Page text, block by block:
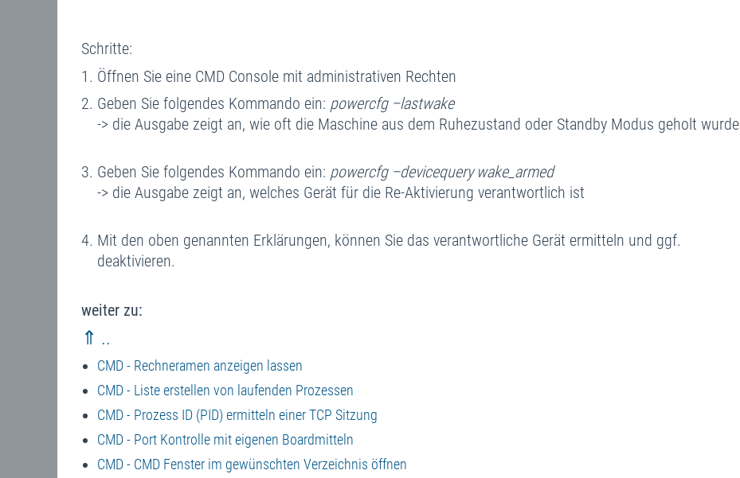
Schritte:
Öffnen Sie eine CMD Console mit administrativen Rechten
Geben Sie folgendes Kommando ein: powercfg –lastwake
-> die Ausgabe zeigt an, wie oft die Maschine aus dem Ruhezustand oder Standby Modus geholt wurde
Geben Sie folgendes Kommando ein: powercfg –devicequery wake_armed
-> die Ausgabe zeigt an, welches Gerät für die Re-Aktivierung verantwortlich ist
Mit den oben genannten Erklärungen, können Sie das verantwortliche Gerät ermitteln und ggf.
deaktivieren.
weiter zu:
⇑ ..
CMD - Rechneramen anzeigen lassen
CMD - Liste erstellen von laufenden Prozessen
CMD - Prozess ID (PID) ermitteln einer TCP Sitzung
CMD - Port Kontrolle mit eigenen Boardmitteln
CMD - CMD Fenster im gewünschten Verzeichnis öffnen